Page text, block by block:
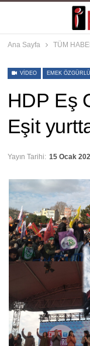
Ana Sayfa TÜM
VIDEO EMEK
HDP Eş
Eşit
Yayın Tarihi: 15 Ocak